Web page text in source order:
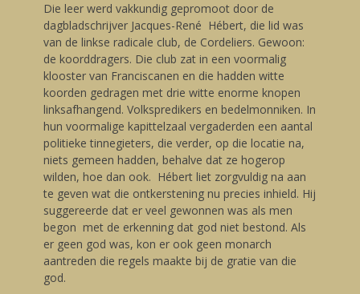
Die leer werd vakkundig gepromoot door de
dagbladschrijver Jacques-René Hébert, die lid was
van de linkse radicale club, de Cordeliers. Gewoon:
de koorddragers. Die club zat in een voormalig
klooster van Franciscanen en die hadden witte
koorden gedragen met drie witte enorme knopen
linksafhangend. Volkspredikers en bedelmonniken. In
hun voormalige kapittelzaal vergaderden een aantal
politieke tinnegieters, die verder, op die locatie na,
niets gemeen hadden, behalve dat ze hogerop
wilden, hoe dan ook. Hébert liet zorgvuldig na aan
te geven wat die ontkerstening nu precies inhield. Hij
suggereerde dat er veel gewonnen was als men
begon met de erkenning dat god niet bestond. Als
er geen god was, kon er ook geen monarch
aantreden die regels maakte bij de gratie van die
god.